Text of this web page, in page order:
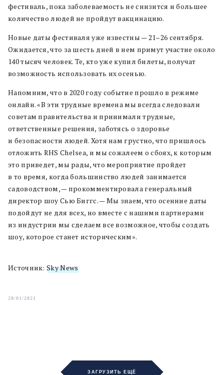
фестиваль, пока заболеваемость не снизится и большее
количество людей не пройдут вакцинацию.
Новые даты фестиваля уже известны — 21–26 сентября.
Ожидается, что за шесть дней в нем примут участие около
140 тысяч человек. Те, кто уже купил билеты, получат
возможность использовать их осенью.
Напомним, что в 2020 году событие прошло в режиме
онлайн. «В эти трудные времена мы всегда следовали
советам правительства и принимали трудные,
ответственные решения, заботясь о здоровье
и безопасности людей. Хотя нам грустно, что пришлось
отложить RHS Chelsea, и мы сожалеем о сбоях, к которым
это приведет, мы рады, что мероприятие пройдет
в то время, когда большинство людей занимается
садоводством, — прокомментировала генеральный
директор шоу Сью Биггс. — Мы знаем, что осенние даты
подойдут не для всех, но вместе с нашими партнерами
из индустрии мы сделаем все возможное, чтобы создать
шоу, которое станет историческим».
Источник: Sky News
28/01/2021
ЗАГРУЗИТЬ ЕЩЁ